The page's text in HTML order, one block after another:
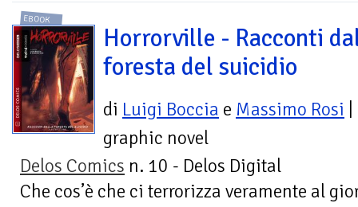
EBOOK
Horrorville - Racconti
foresta del suicidio
di Luigi Boccia e Massimo Rosi
graphic novel
Delos Comics n. 10 - Delos Digital
Che cos’è che ci terrorizza veramente al